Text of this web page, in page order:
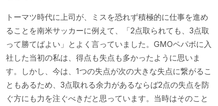
トーマツ時代に上司が、ミスを恐れず積極的に仕事を進め
ることを南米サッカーに例えて、「2点取られても、3点取
って勝てばよい」とよく言っていました。GMOペパボに入
社した当初の私は、得点も失点も多かったように思いま
す。しかし、今は、1つの失点が次の大きな失点に繋がるこ
ともあるため、3点取れる余力があるならば2点の失点を防
ぐ方にも力を注ぐべきだと思っています。当時はそのこと